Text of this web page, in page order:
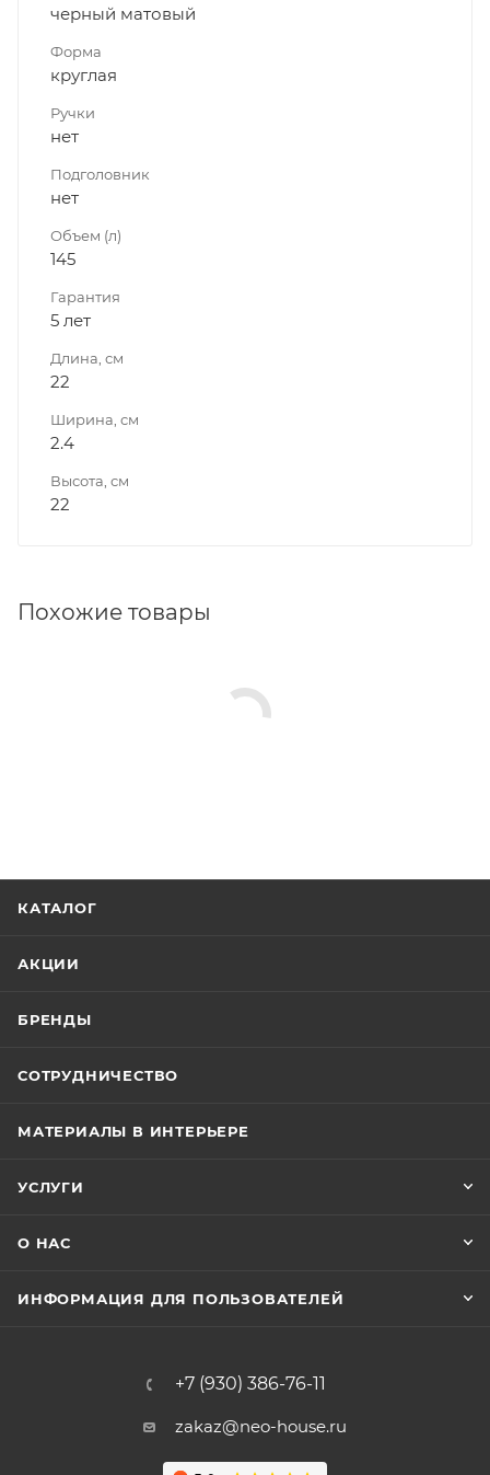
черный матовый
Форма
круглая
Ручки
нет
Подголовник
нет
Объем (л)
145
Гарантия
5 лет
Длина, см
22
Ширина, см
2.4
Высота, см
22
Похожие товары
КАТАЛОГ
АКЦИИ
БРЕНДЫ
СОТРУДНИЧЕСТВО
МАТЕРИАЛЫ В ИНТЕРЬЕРЕ
УСЛУГИ
О НАС
ИНФОРМАЦИЯ ДЛЯ ПОЛЬЗОВАТЕЛЕЙ
+7 (930) 386-76-11
zakaz@neo-house.ru